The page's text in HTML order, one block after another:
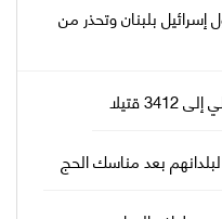
بلبنان وتحذر من
قتيلا
بعد مناسك الحج